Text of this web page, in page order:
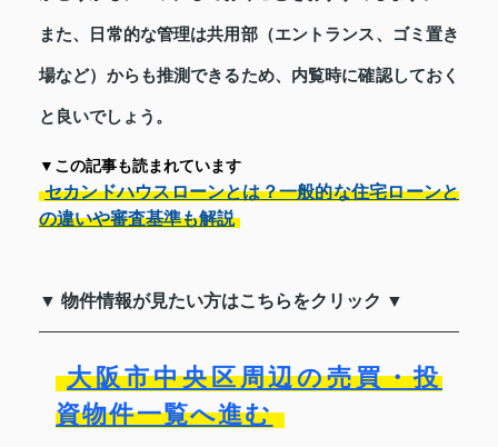
また、日常的な管理は共用部（エントランス、ゴミ置き
場など）からも推測できるため、内覧時に確認しておく
と良いでしょう。
▼この記事も読まれています
セカンドハウスローンとは？一般的な住宅ローンと
の違いや審査基準も解説
▼ 物件情報が見たい方はこちらをクリック ▼
大阪市中央区周辺の売買・投
資物件一覧へ進む